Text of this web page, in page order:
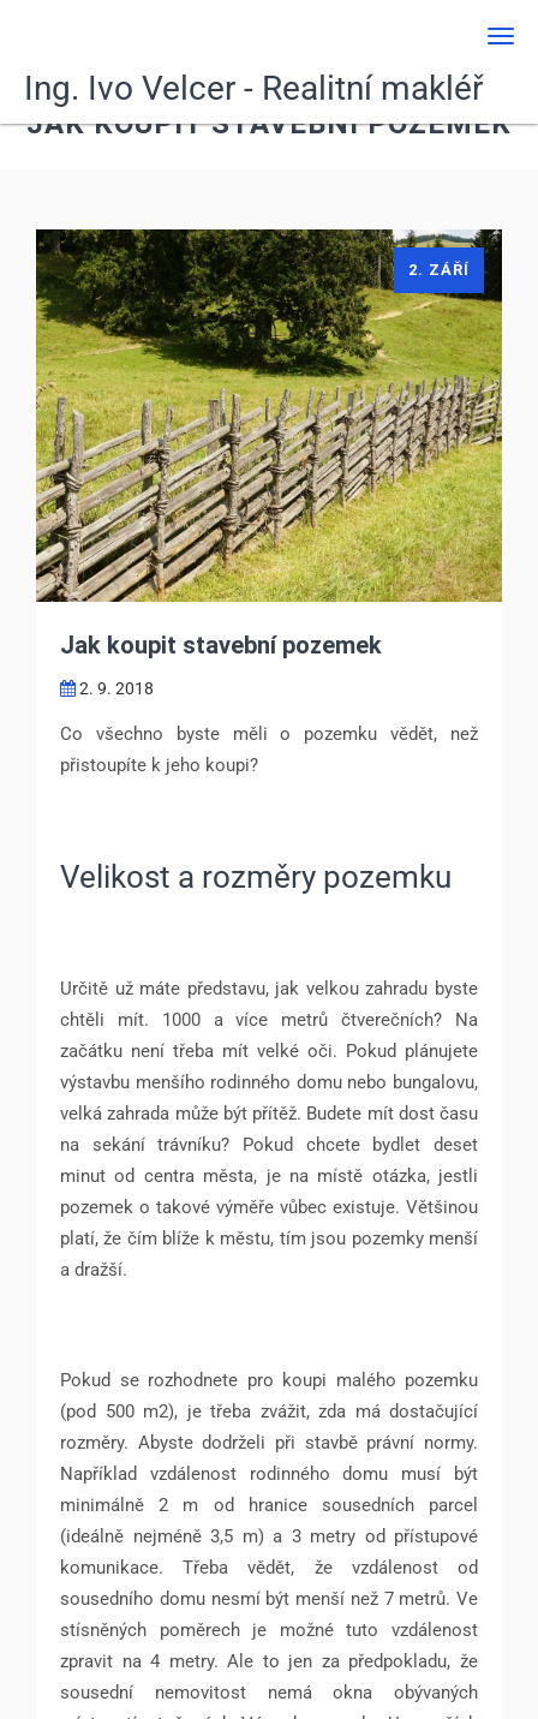
Ing. Ivo Velcer - Realitní makléř
JAK KOUPIT STAVEBNÍ POZEMEK
Jak koupit stavební pozemek
2. 9. 2018
2. ZÁŘÍ
Co všechno byste měli o pozemku vědět, než
přistoupíte k jeho koupi?
Velikost a rozměry pozemku
Určitě už máte představu, jak velkou zahradu byste
chtěli mít. 1000 a více metrů čtverečních? Na
začátku není třeba mít velké oči. Pokud plánujete
výstavbu menšího rodinného domu nebo bungalovu,
velká zahrada může být přítěž. Budete mít dost času
na sekání trávníku? Pokud chcete bydlet deset
minut od centra města, je na místě otázka, jestli
pozemek o takové výměře vůbec existuje. Většinou
platí, že čím blíže k městu, tím jsou pozemky menší
a dražší.
Pokud se rozhodnete pro koupi malého pozemku
(pod 500 m2), je třeba zvážit, zda má dostačující
rozměry. Abyste dodrželi při stavbě právní normy.
Například vzdálenost rodinného domu musí být
minimálně 2 m od hranice sousedních parcel
(ideálně nejméně 3,5 m) a 3 metry od přístupové
komunikace. Třeba vědět, že vzdálenost od
sousedního domu nesmí být menší než 7 metrů. Ve
stísněných poměrech je možné tuto vzdálenost
zpravit na 4 metry. Ale to jen za předpokladu, že
sousední nemovitost nemá okna obývaných